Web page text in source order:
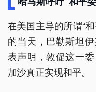
在美国主导的所谓“
的当天，巴勒斯坦
表声明，敦促这一
加沙真正实现和平。